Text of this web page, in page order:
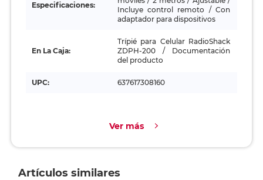
Especificaciones:
Incluye control remoto / Con
adaptador para dispositivos
En La Caja:
Trípié para Celular RadioShack
ZDPH-200 / Documentación
del producto
UPC: 637617308160
Ver más
Artículos similares